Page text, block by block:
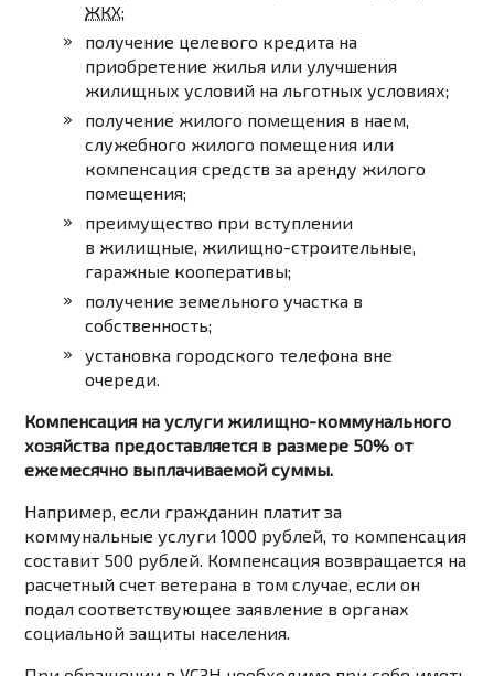
ЖКХ;
получение целевого кредита на
приобретение жилья или улучшения
жилищных условий на льготных условиях;
получение жилого помещения в наем,
служебного жилого помещения или
компенсация средств за аренду жилого
помещения;
преимущество при вступлении
в жилищные, жилищно-строительные,
гаражные кооперативы;
получение земельного участка в
собственность;
установка городского телефона вне
очереди.
Компенсация на услуги жилищно-коммунального
хозяйства предоставляется в размере 50% от
ежемесячно выплачиваемой суммы.
Например, если гражданин платит за
коммунальные услуги 1000 рублей, то компенсация
составит 500 рублей. Компенсация возвращается на
расчетный счет ветерана в том случае, если он
подал соответствующее заявление в органах
социальной защиты населения.